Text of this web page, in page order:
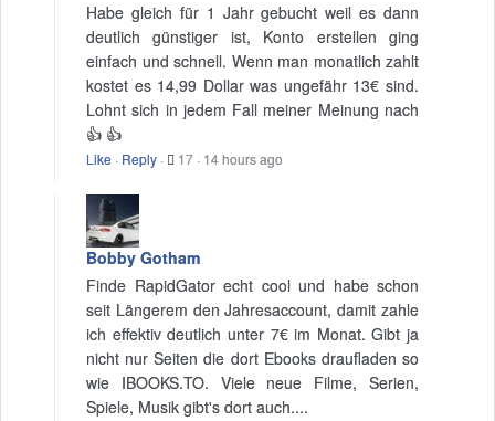
Habe gleich für 1 Jahr gebucht weil es dann
deutlich günstiger ist, Konto erstellen ging
einfach und schnell. Wenn man monatlich zahlt
kostet es 14,99 Dollar was ungefähr 13€ sind.
Lohnt sich in jedem Fall meiner Meinung nach
👍 👍
Like · Reply · 17 · 14 hours ago
Bobby Gotham
Finde RapidGator echt cool und habe schon
seit Längerem den Jahresaccount, damit zahle
ich effektiv deutlich unter 7€ im Monat. Gibt ja
nicht nur Seiten die dort Ebooks draufladen so
wie IBOOKS.TO. Viele neue Filme, Serien,
Spiele, Musik gibt's dort auch....